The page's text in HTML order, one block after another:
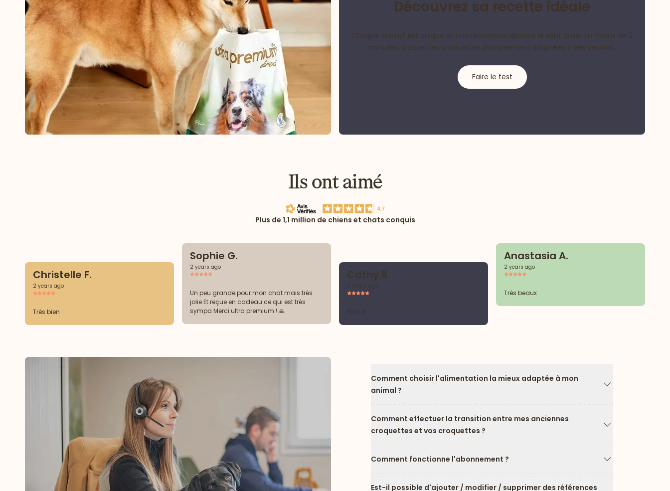
Découvrez sa recette idéale
Chaque animal est unique et nos recommandations le sont aussi. En moins de 2
minutes, trouvez les croquettes parfaitement adaptées à ses besoins.
Faire le test
Ils ont aimé
Plus de 1,1 million de chiens et chats conquis
Christelle F.
2 years ago
Très bien
Sophie G.
2 years ago
Un peu grande pour mon chat mais très
jolie Et reçue en cadeau ce qui est très
sympa Merci ultra premium ! 🙏
Cathy R.
2 years ago
Parfait
Anastasia A.
2 years ago
Très beaux
Comment choisir l'alimentation la mieux adaptée à mon
animal ?
Comment effectuer la transition entre mes anciennes
croquettes et vos croquettes ?
Comment fonctionne l'abonnement ?
Flèche vers le
Est-il possible d'ajouter / modifier / supprimer des références